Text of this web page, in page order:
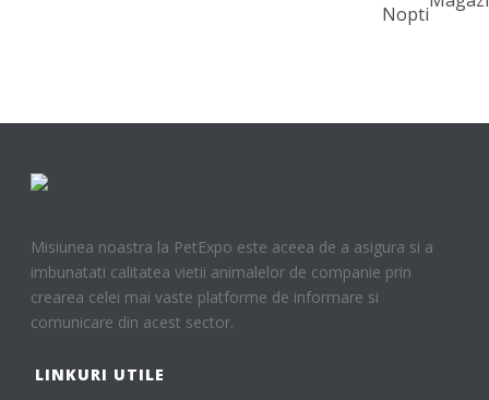
Misiunea noastra la PetExpo este aceea de a asigura si a
imbunatati calitatea vietii animalelor de companie prin
crearea celei mai vaste platforme de informare si
comunicare din acest sector.
LINKURI UTILE